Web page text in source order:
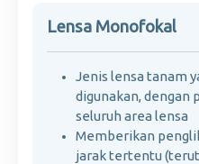
Lensa Monofokal
Jenis lensa tanam
digunakan, dengan
seluruh area lensa
Memberikan
jarak tertentu